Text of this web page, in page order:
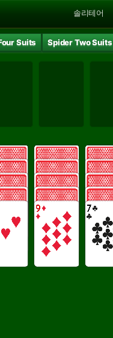
솔리테어
Suits Spider Two Suits